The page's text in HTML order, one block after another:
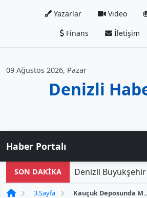
Yazarlar Video
Finans
İletişim
09 Ağustos 2026, Pazar
Denizli
Haber Portalı
SON DAKİKA Denizli Büyükşehir
3.Sayfa Kauçuk Deposunda